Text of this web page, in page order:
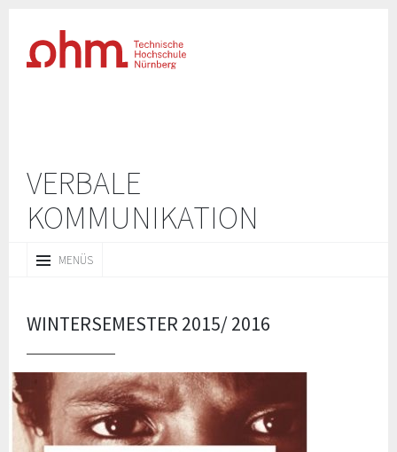
VERBALE
KOMMUNIKATION
MENÜS
INHALT
WINTERSEMESTER 2015/ 2016